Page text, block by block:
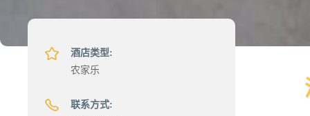
酒店类型:
农家乐
联系方式: